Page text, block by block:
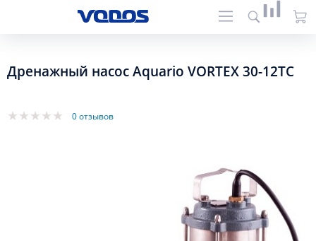
Дренажный насос Aquario VORTEX 30-12TC
0 отзывов